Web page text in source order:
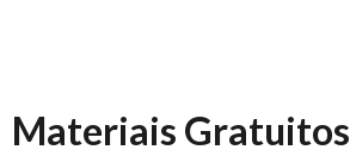
Materiais Gratuitos